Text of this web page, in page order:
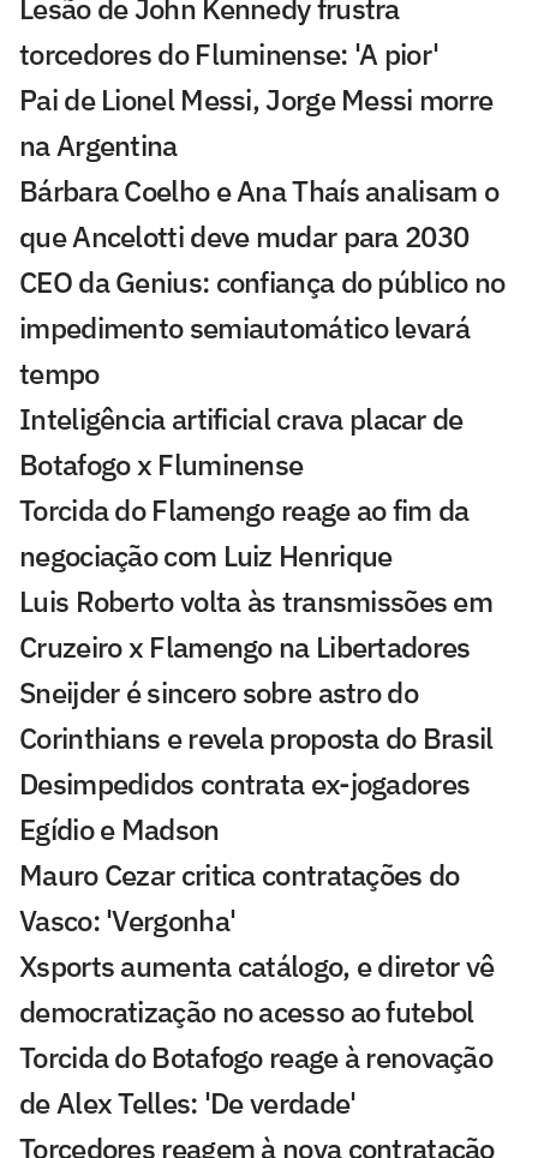
Lesão de John Kennedy frustra
torcedores do Fluminense: 'A pior'
Pai de Lionel Messi, Jorge Messi morre
na Argentina
Bárbara Coelho e Ana Thaís analisam o
que Ancelotti deve mudar para 2030
CEO da Genius: confiança do público no
impedimento semiautomático levará
tempo
Inteligência artificial crava placar de
Botafogo x Fluminense
Torcida do Flamengo reage ao fim da
negociação com Luiz Henrique
Luis Roberto volta às transmissões em
Cruzeiro x Flamengo na Libertadores
Sneijder é sincero sobre astro do
Corinthians e revela proposta do Brasil
Desimpedidos contrata ex-jogadores
Egídio e Madson
Mauro Cezar critica contratações do
Vasco: 'Vergonha'
Xsports aumenta catálogo, e diretor vê
democratização no acesso ao futebol
Torcida do Botafogo reage à renovação
de Alex Telles: 'De verdade'
Torcedores reagem à nova contratação